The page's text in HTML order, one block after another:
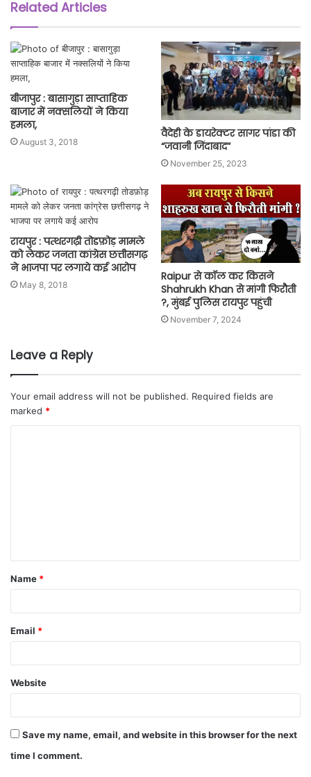
t
Related Articles
बीजापुर : बासागुड़ा साप्ताहिक
बाजार में नक्सलियों ने किया
हमला,
August 3, 2018
वैदेही के डायरेक्टर सागर पांडा की
“जवानी जिंदाबाद”
November 25, 2023
रायपुर : पत्थरगढ़ी तोडफ़ोड़ मामले
को लेकर जनता कांग्रेस छत्तीसगढ़
ने भाजपा पर लगाये कई आरोप
May 8, 2018
Raipur से कॉल कर किसने
Shahrukh Khan से मांगी फिरौती
?, मुंबई पुलिस रायपुर पहुंची
November 7, 2024
Leave a Reply
Your email address will not be published. Required fields are
marked *
Name *
Email *
Website
Save my name, email, and website in this browser for the next
time I comment.